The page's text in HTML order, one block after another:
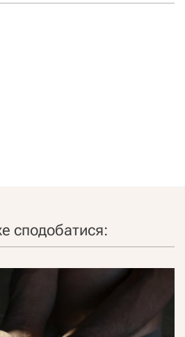
сподобатися: